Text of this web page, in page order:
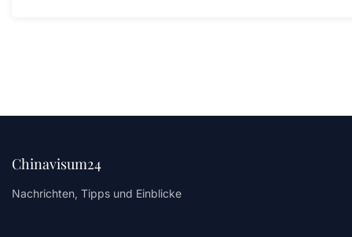
Chinavisum24
Nachrichten, Tipps und Einblicke